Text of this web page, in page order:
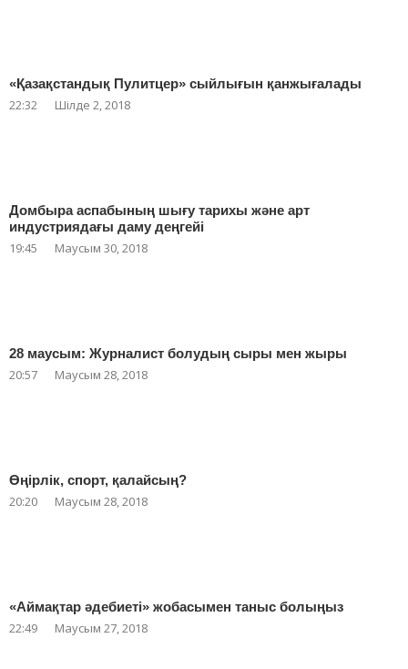
«Қазақстандық Пулитцер» сыйлығын қанжығалады
22:32 Шілде 2, 2018
Домбыра аспабының шығу тарихы және арт
индустриядағы даму деңгейі
19:45 Маусым 30, 2018
28 маусым: Журналист болудың сыры мен жыры
20:57 Маусым 28, 2018
Өңірлік, спорт, қалайсың?
20:20 Маусым 28, 2018
«Аймақтар әдебиеті» жобасымен таныс болыңыз
22:49 Маусым 27, 2018